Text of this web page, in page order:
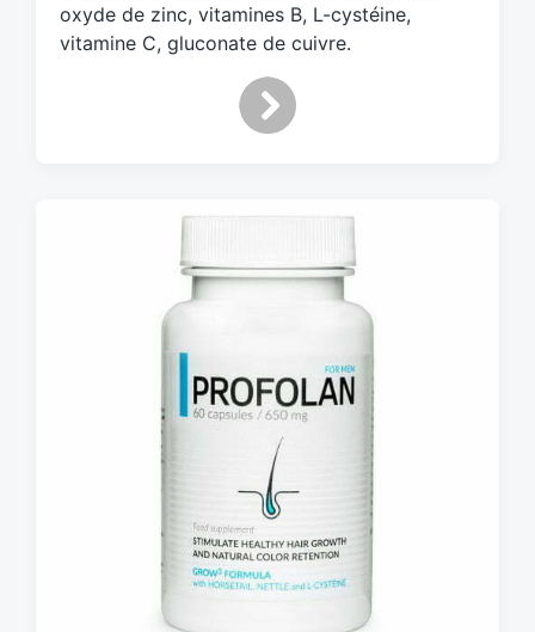
oxyde de zinc, vitamines B, L-cystéine,
vitamine C, gluconate de cuivre.